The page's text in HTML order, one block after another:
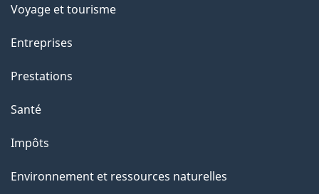
a
g
"
Voyage et tourisme
Entreprises
Prestations
Santé
Impôts
Environnement et ressources naturelles